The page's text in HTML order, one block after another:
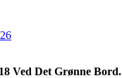
Ved Det Grønne Bord.